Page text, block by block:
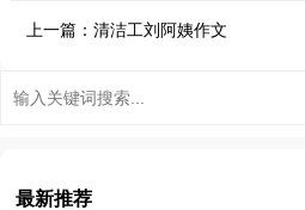
上一篇： 清洁工刘阿姨作文
最新推荐